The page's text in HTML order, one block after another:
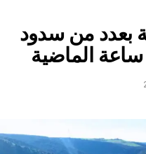
بعدد من سدود